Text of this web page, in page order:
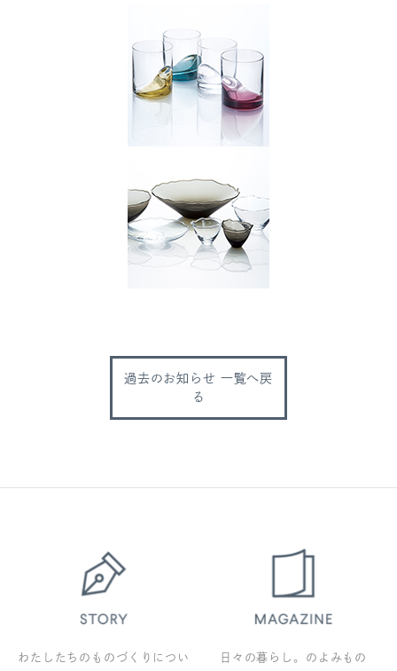
過去のお知らせ 一覧へ戻
る
わたしたちのものづくりについ
日々の暮らし。のよみもの